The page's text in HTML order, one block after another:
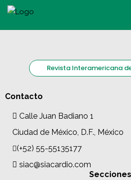
Revista Interamericana
Contacto
Calle Juan Badiano 1
Ciudad de México, D.F., México
(+52) 55-55135177
siac@siacardio.com
Secciones